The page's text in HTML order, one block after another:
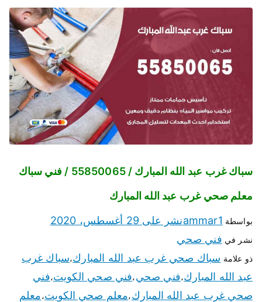
سباك غرب عبد الله المبارك / 55850065 / فني سباك
معلم صحي غرب عبد الله المبارك
بواسطة ammar1نشر على 29 أغسطس، 2020
نشر في فني صحي
ذو علامة سباك صحي غرب عبد الله المبارك،سباك غرب
عبد الله المبارك،فني صحي،فني صحي الكويت،فني
صحي غرب عبد الله المبارك،معلم صحي الكويت،معلم